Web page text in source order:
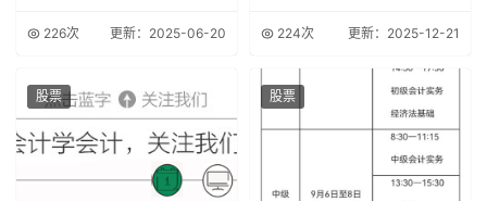
226次 更新：2025-06-20 224次 更新：2025-12-21
股票 股票